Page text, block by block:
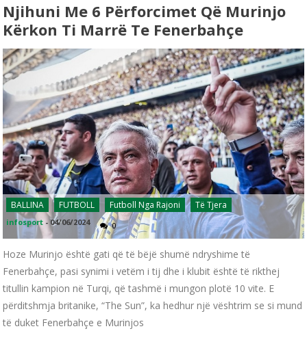
Njihuni Me 6 Përforcimet Që Murinjo
Kërkon Ti Marrë Te Fenerbahçe
BALLINA FUTBOLL Futboll Nga Rajoni Të Tjera
infosport -04/06/2024 0
Hoze Murinjo është gati që të bëjë shumë ndryshime të
Fenerbahçe, pasi synimi i vetëm i tij dhe i klubit është të rikthej
titullin kampion në Turqi, që tashmë i mungon plotë 10 vite. E
përditshmja britanike, “The Sun”, ka hedhur një vështrim se si mund
të duket Fenerbahçe e Murinjos